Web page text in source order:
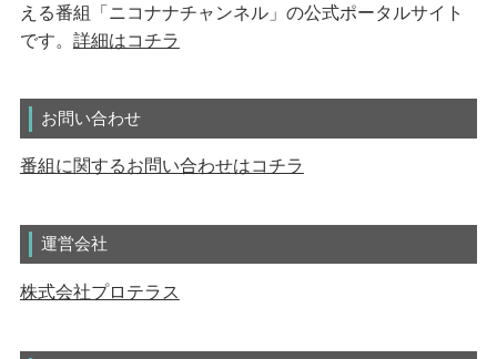
える番組「ニコナナチャンネル」の公式ポータルサイト
です。 詳細はコチラ
お問い合わせ
番組に関するお問い合わせはコチラ
運営会社
株式会社プロテラス